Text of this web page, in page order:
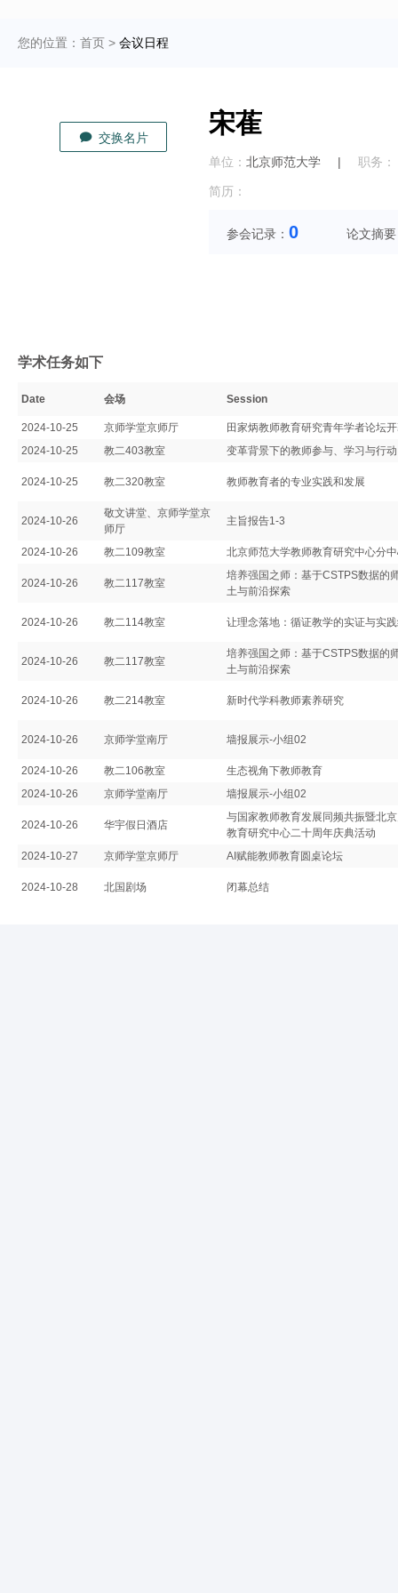
您的位置： 首页 > 会议日程
交换名片 宋萑
单位： 北京师范大学 | 职务：
简历：
参会记录： 0 论文摘
学术任务如下
Date 会场 Session
2024-10-25 京师学堂京师厅
田家炳教师教育研究青年学者论坛
2024-10-25
教二403教室 变革背景下的教师参与、学习与行动
2024-10-25 教二320教室 教师教育者的专业实践和发展
2024-10-26
敬文讲堂、京师学堂京
师厅
主旨报告1-3
2024-10-26 教二109教室 北京师范大学教师教育研究中心分
2024-10-26 教二117教室
培养强国之师：基于CSTPS数据的
土与前沿探索
2024-10-26 教二114教室 让理念落地：循证教学的实证与实
2024-10-26 教二117教室
培养强国之师：基于CSTPS数据的
土与前沿探索
2024-10-26 教二214教室 新时代学科教师素养研究
2024-10-26 京师学堂南厅 墙报展示-小组02
2024-10-26 教二106教室
生态视角下教师教育
2024-10-26
京师学堂南厅 墙报展示-小组02
2024-10-26 华宇假日酒店
与国家教师教育发展同频共振暨北
教育研究中心二十周年庆典活动
2024-10-27
京师学堂京师厅 AI赋能教师教育圆桌论坛
2024-10-28 北国剧场 闭幕总结